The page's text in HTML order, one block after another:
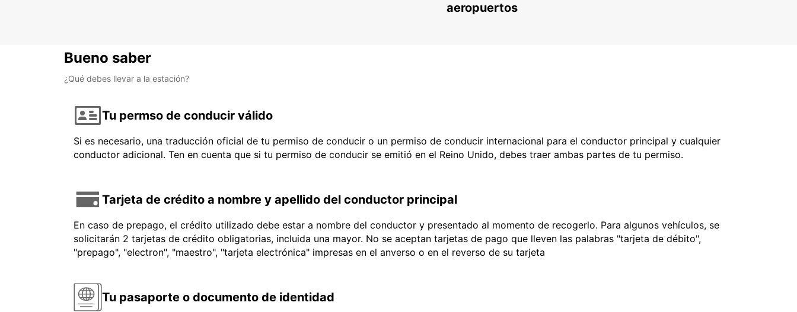
aeropuertos
Bueno saber
¿Qué debes llevar a la estación?
Tu permso de conducir válido
Si es necesario, una traducción oficial de tu permiso de conducir o un permiso de conducir internacional para el conductor principal y cualquier
conductor adicional. Ten en cuenta que si tu permiso de conducir se emitió en el Reino Unido, debes traer ambas partes de tu permiso.
Tarjeta de crédito a nombre y apellido del conductor principal
En caso de prepago, el crédito utilizado debe estar a nombre del conductor y presentado al momento de recogerlo. Para algunos vehículos, se
solicitarán 2 tarjetas de crédito obligatorias, incluida una mayor. No se aceptan tarjetas de pago que lleven las palabras "tarjeta de débito",
"prepago", "electron", "maestro", "tarjeta electrónica" impresas en el anverso o en el reverso de su tarjeta
Tu pasaporte o documento de identidad